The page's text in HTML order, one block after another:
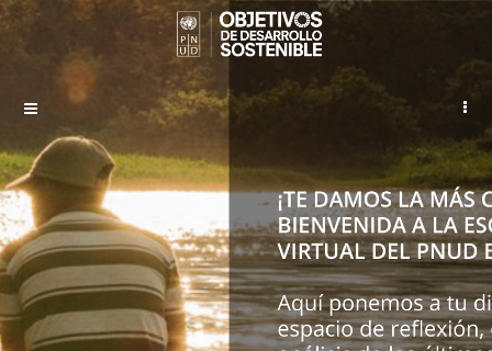
Panneau latéral
Passer au contenu principal
AQUÍ PONEMOS A TU DISPOSICIÓN ESTE ESPACIO DE REFLEXIÓN,
ENCUENTRO Y ANÁLISIS DE LAS ÚLTIMAS TENDENCIAS DEL
DESARROLLO SOSTENIBLE. TE INVITAMOS A FORMAR PARTE DE
ESTA GRAN INICIATIVA Y CONTRIBUIR CON TU CONOCIMIENTO AL
LOGRO DE LA AGENDA 2030.
¡Te damos la más cordial bienvenida a la Escuela
Virtual del PNUD en Honduras!